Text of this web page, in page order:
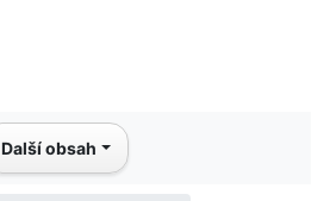
Další obsah